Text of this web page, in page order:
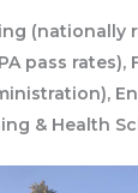
(nationally
pass rates),
& Health